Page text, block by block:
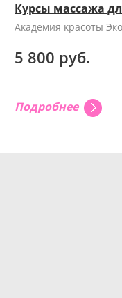
Курсы массажа
Академия красоты
5 800 руб.
Подробнее